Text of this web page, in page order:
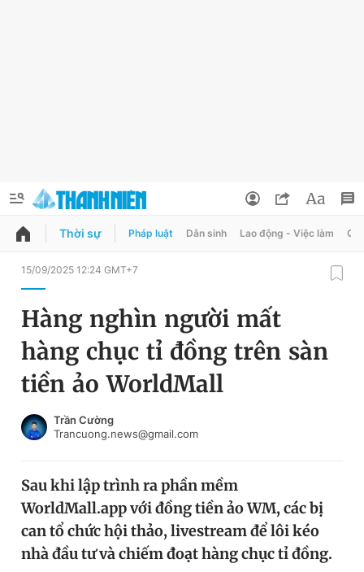
QUẢNG CÁO
Chuyên mục
Chuyên mục khác
Chào ngày mới
Video Magazine
Đổi mật khẩu
Tin đã lưu
Đăng xuất
Thời sự Pháp luật Dân sinh Lao động - Việc làm
15/09/2025 12:24 GMT+7
Hàng nghìn người mất
hàng chục tỉ đồng trên sàn
tiền ảo WorldMall
Trần Cường
Trancuong.news@gmail.com
Sau khi lập trình ra phần mềm
WorldMall.app với đồng tiền ảo WM, các bị
can tổ chức hội thảo, livestream để lôi kéo
nhà đầu tư và chiếm đoạt hàng chục tỉ đồng.